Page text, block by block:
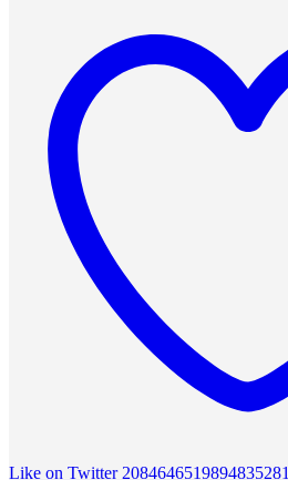
Like on Twitter 2084646519894835281